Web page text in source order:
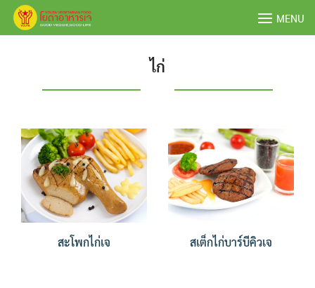
Skip
MENU
ไก่
สะโพกไก่เจ สเต็กไก่บาร์บีคิวเจ